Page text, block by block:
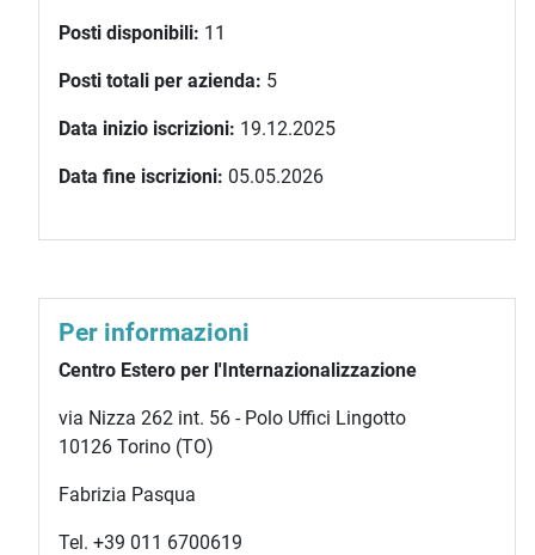
Posti disponibili: 11
Posti totali per azienda: 5
Data inizio iscrizioni: 19.12.2025
Data fine iscrizioni: 05.05.2026
Per informazioni
Centro Estero per l'Internazionalizzazione
via Nizza 262 int. 56 - Polo Uffici Lingotto
10126 Torino (TO)
Fabrizia Pasqua
Tel. +39 011 6700619